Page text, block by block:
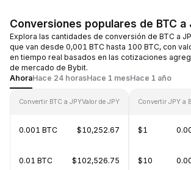
Conversiones populares de BTC a
Explora las cantidades de conversión de BTC a
que van desde 0,001 BTC hasta 100 BTC, con
en tiempo real basados en las cotizaciones
de mercado de Bybit.
AhoraHace 24 horasHace 1 mesHace 1 año
Convertir BTC a JPYValor de JPY
0.001 BTC $10,252.67
0.01 BTC $102,526.75
Convertir JPY a
$1
$10